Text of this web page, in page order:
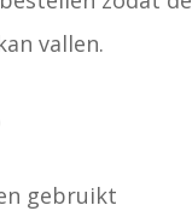
vallen.
gebruikt